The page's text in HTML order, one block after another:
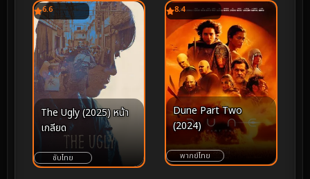
6.6
The Ugly (2025) หน้า
เกลียด
ซับไทย
8.4
Dune Part Two
(2024)
พากย์ไทย